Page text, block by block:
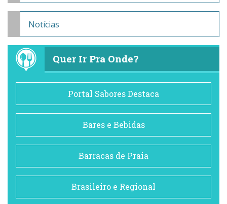
Notícias
Quer Ir Pra Onde?
Portal Sabores Destaca
Bares e Bebidas
Barracas de Praia
Brasileiro e Regional